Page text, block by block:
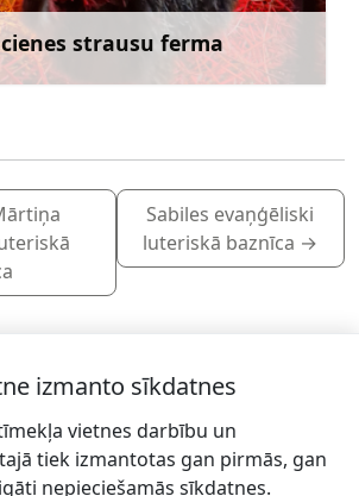
strausu ferma
Uzzināt vairāk
Sabiles evaņģēliski
luteriskā baznīca →
izmanto sīkdatnes
vietnes darbību un
tiek izmantotas gan pirmās, gan
nepieciešamās sīkdatnes.